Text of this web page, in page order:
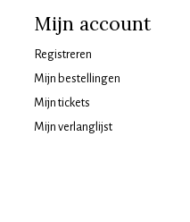
Mijn account
Registreren
Mijn bestellingen
Mijn tickets
Mijn verlanglijst